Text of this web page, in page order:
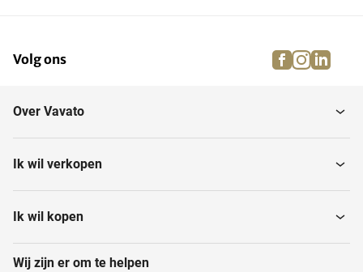
Volg ons facebook
Over Vavato
Ik wil verkopen
Ik wil kopen
Wij zijn er om te helpen